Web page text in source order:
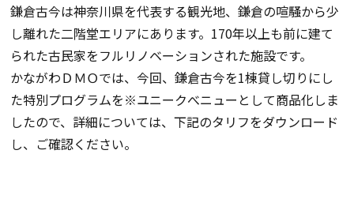
鎌倉古今は神奈川県を代表する観光地、鎌倉の喧騒から少
し離れた二階堂エリアにあります。170年以上も前に建て
られた古民家をフルリノベーションされた施設です。
かながわＤＭＯでは、今回、鎌倉古今を1棟貸し切りにし
た特別プログラムを※ユニークべニューとして商品化しま
したので、詳細については、下記のタリフをダウンロード
し、ご確認ください。